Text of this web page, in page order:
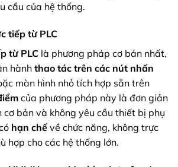
cầu của hệ thống.
tiếp từ PLC
từ PLC là phương pháp cơ bản nhất,
hành thao tác trên các nút nhấn
màn hình nhỏ tích hợp sẵn trên
của phương pháp này là đơn giản
cơ bản và không yêu cầu thiết bị phụ
hạn chế về chức năng, không trực
hợp cho các hệ thống lớn.